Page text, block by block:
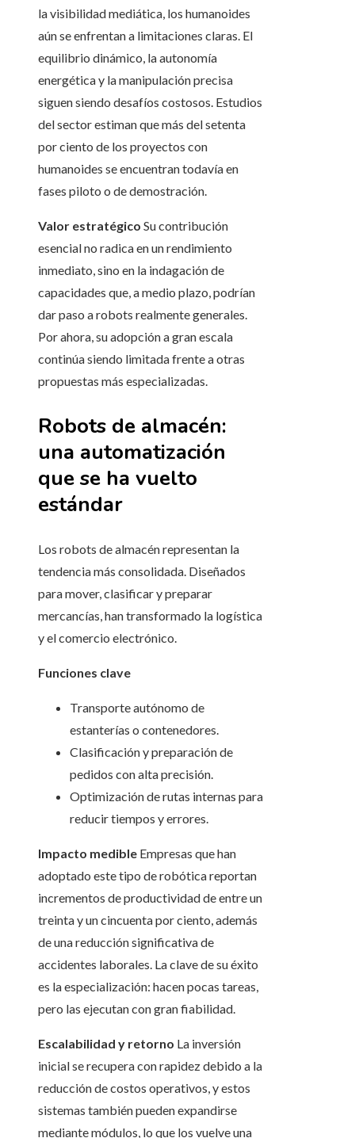
la visibilidad mediática, los humanoides
aún se enfrentan a limitaciones claras. El
equilibrio dinámico, la autonomía
energética y la manipulación precisa
siguen siendo desafíos costosos. Estudios
del sector estiman que más del setenta
por ciento de los proyectos con
humanoides se encuentran todavía en
fases piloto o de demostración.
Valor estratégico Su contribución
esencial no radica en un rendimiento
inmediato, sino en la indagación de
capacidades que, a medio plazo, podrían
dar paso a robots realmente generales.
Por ahora, su adopción a gran escala
continúa siendo limitada frente a otras
propuestas más especializadas.
Robots de almacén:
una automatización
que se ha vuelto
estándar
Los robots de almacén representan la
tendencia más consolidada. Diseñados
para mover, clasificar y preparar
mercancías, han transformado la logística
y el comercio electrónico.
Funciones clave
Transporte autónomo de
estanterías o contenedores.
Clasificación y preparación de
pedidos con alta precisión.
Optimización de rutas internas para
reducir tiempos y errores.
Impacto medible Empresas que han
adoptado este tipo de robótica reportan
incrementos de productividad de entre un
treinta y un cincuenta por ciento, además
de una reducción significativa de
accidentes laborales. La clave de su éxito
es la especialización: hacen pocas tareas,
pero las ejecutan con gran fiabilidad.
Escalabilidad y retorno La inversión
inicial se recupera con rapidez debido a la
reducción de costos operativos, y estos
sistemas también pueden expandirse
mediante módulos, lo que los vuelve una